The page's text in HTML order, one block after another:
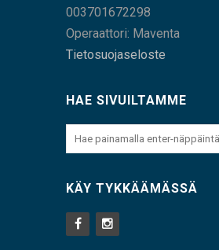
003701672298
Operaattori: Maventa
Tietosuojaseloste
HAE SIVUILTAMME
KÄY TYKKÄÄMÄSSÄ